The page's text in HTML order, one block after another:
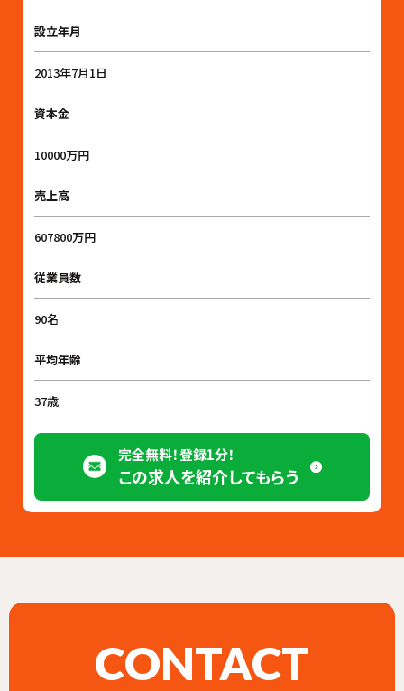
設立年月
2013年7月1日
資本金
10000万円
売上高
607800万円
従業員数
90名
平均年齢
37歳
完全無料！登録1分！
この求人を紹介してもらう
CONTACT